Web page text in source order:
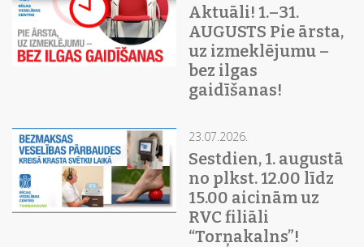
Aktuāli! 1.–31.
AUGUSTS Pie ārsta,
uz izmeklējumu –
bez ilgas
gaidīšanas!
23.07.2026.
Sestdien, 1. augustā
no plkst. 12.00 līdz
15.00 aicinām uz
RVC filiāli
“Torņakalns”!